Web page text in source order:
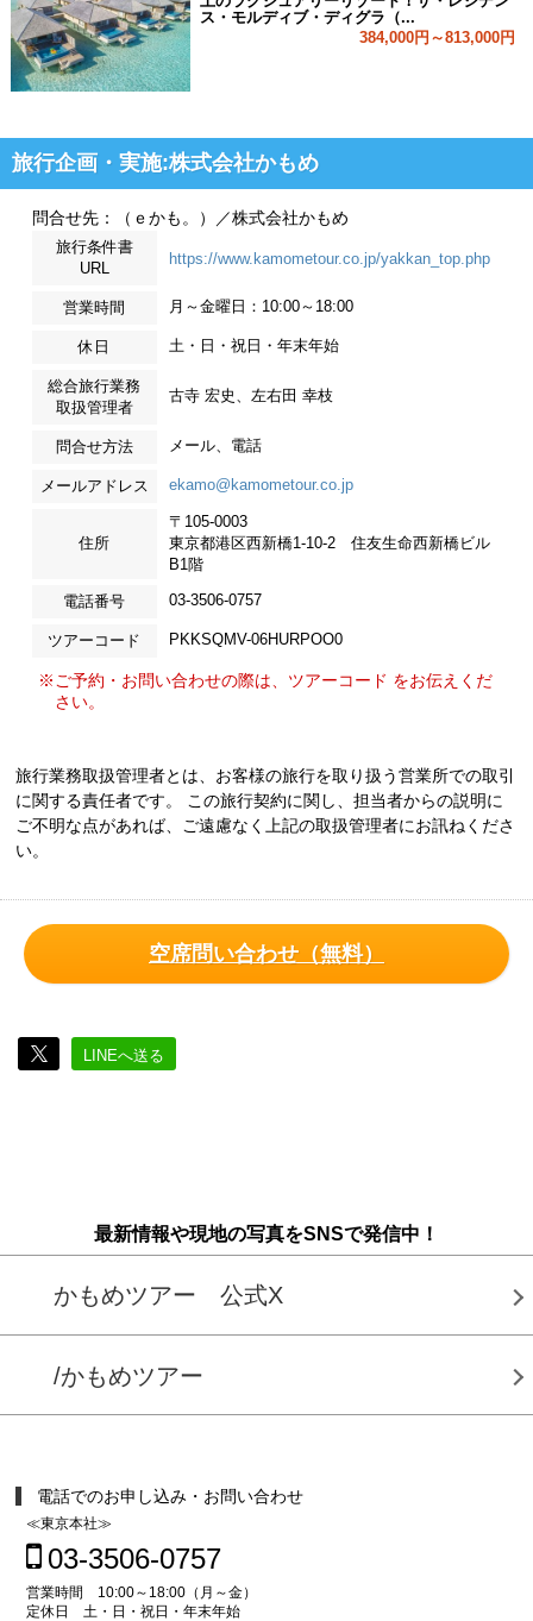
ス・モルディブ・ディグラ（...
384,000円～813,000円
旅行企画・実施:株式会社かもめ
問合せ先：（ｅかも。）／株式会社かもめ
旅行条件書
URL
https://www.kamometour.co.jp/yakkan_top.php
営業時間 月～金曜日：10:00～18:00
休日 土・日・祝日・年末年始
総合旅行業務
取扱管理者
古寺 宏史、左右田 幸枝
問合せ方法 メール、電話
メールアドレス ekamo@kamometour.co.jp
住所
〒105-0003
東京都港区西新橋1-10-2 住友生命西新橋ビル
B1階
電話番号 03-3506-0757
ツアーコード PKKSQMV-06HURPOO0
※ご予約・お問い合わせの際は、ツアーコード をお伝えくだ
さい。
旅行業務取扱管理者とは、お客様の旅行を取り扱う営業所での取引
に関する責任者です。 この旅行契約に関し、担当者からの説明に
ご不明な点があれば、ご遠慮なく上記の取扱管理者にお訊ねくださ
い。
空席問い合わせ（無料）
LINEへ送る
最新情報や現地の写真をSNSで発信中！
かもめツアー 公式X
/かもめツアー
電話でのお申し込み・お問い合わせ
≪東京本社≫
03-3506-0757
営業時間 10:00～18:00（月～金）
定休日 土・日・祝日・年末年始